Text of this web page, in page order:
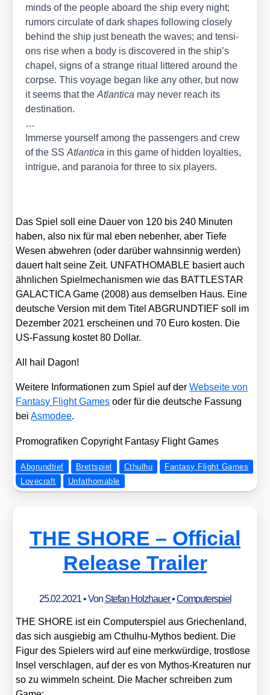
minds of the peo­p­le aboard the ship every night;
rumors cir­cu­la­te of dark shapes fol­lo­wing clo­se­ly
behind the ship just beneath the waves; and ten­si­
ons rise when a body is dis­co­ver­ed in the ship’s
cha­pel, signs of a stran­ge ritu­al lit­te­red around the
corp­se. This voya­ge began like any other, but now
it seems that theAtlan­ti­ca may never reach its
desti­na­ti­on.
…
Immer­se yours­elf among the pas­sen­gers and crew
of the SS Atlan­ti­ca in this game of hid­den loyal­ties,
intri­gue, and para­noia for three to six play­ers.
Das Spiel soll eine Dau­er von 120 bis 240 Minu­ten
haben, also nix für mal eben neben­her, aber Tie­fe
Wesen abweh­ren (oder dar­über wahn­sin­nig wer­den)
dau­ert halt sei­ne Zeit. UNFATHOMABLE basiert auch
ähn­li­chen Spiel­me­cha­nis­men wie das BATTLESTAR
GALACTICA Game (2008) aus dem­sel­ben Haus. Eine
deut­sche Ver­si­on mit dem Titel ABGRUNDTIEF soll im
Dezem­ber 2021 erschei­nen und 70 Euro kos­ten. Die
US-Fas­sung kos­tet 80 Dol­lar.
All hail Dagon!
Wei­te­re Infor­ma­tio­nen zum Spiel auf derWeb­sei­te von
Fan­ta­sy Flight Games oder für die deut­sche Fas­sung
beiAsmo­dee.
Pro­mo­gra­fi­ken Copy­right Fan­ta­sy Flight Games
Abgrundtief Brettspiel Cthulhu
Fantasy Flight Games
Lovecraft
Unfathomable
THE SHORE – Official
Release Trailer
25.02.2021• Von Stefan Holzhauer•Computerspiel
THE SHORE ist ein Com­pu­ter­spiel aus Grie­chen­land,
das sich aus­gie­big am Cthul­hu-Mythos bedient. Die
Figur des Spie­lers wird auf eine merk­wür­di­ge, trost­lo­se
Insel ver­schla­gen, auf der es von Mythos-Krea­tu­ren nur
so zu wim­meln scheint. Die Macher schrei­ben zum